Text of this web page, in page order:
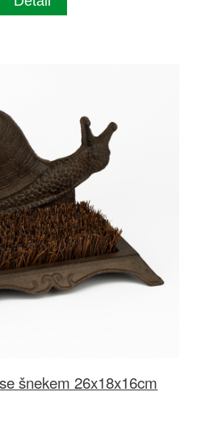
šnekem 26x18x16cm